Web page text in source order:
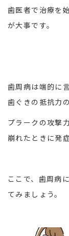
歯医者で治療を
が大事です。
歯周病は端的に
歯ぐきの抵抗力
プラークの攻撃
崩れたときに発
ここで、歯周病
てみましょう。